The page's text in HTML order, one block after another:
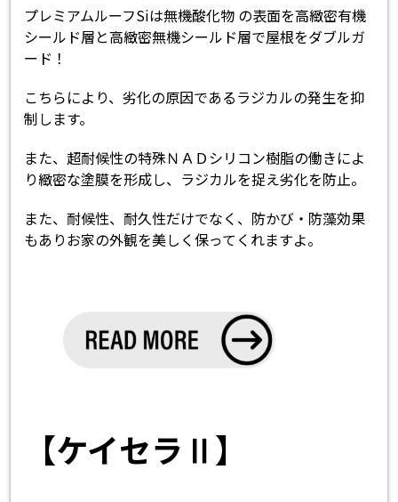
プレミアムルーフSiは無機酸化物 の表面を高緻密有機
シールド層と高緻密無機シールド層で屋根をダブルガ
ード！
こちらにより、劣化の原因であるラジカルの発生を抑
制します。
また、超耐候性の特殊ＮＡＤシリコン樹脂の働きによ
り緻密な塗膜を形成し、ラジカルを捉え劣化を防止。
また、耐候性、耐久性だけでなく、防かび・防藻効果
もありお家の外観を美しく保ってくれますよ。
【ケイセラⅡ】